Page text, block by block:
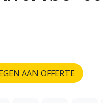
AAN OFFERTE